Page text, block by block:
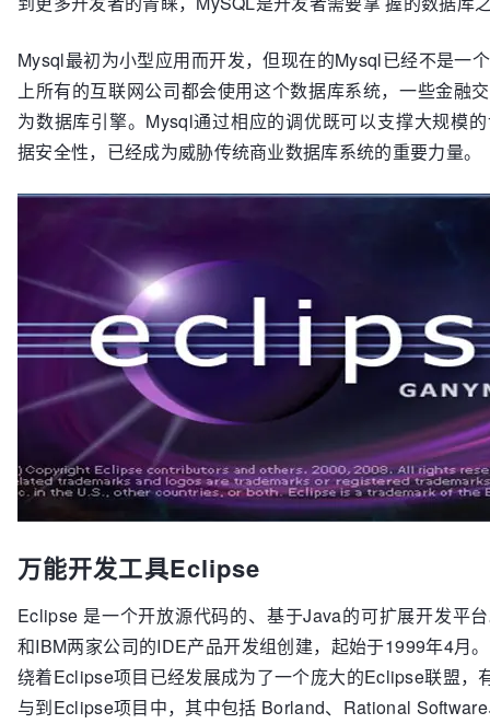
Mysql最初为小型应用而开发，但现在的Mysql已经不是一
上所有的互联网公司都会使用这个数据库系统，一些金融
为数据库引擎。Mysql通过相应的调优既可以支撑大规模
据安全性，已经成为威胁传统商业数据库系统的重要力量。
万能开发工具Eclipse
Eclipse 是一个开放源代码的、基于Java的可扩展开发平
和IBM两家公司的IDE产品开发组创建，起始于1999年4月
绕着Eclipse项目已经发展成为了一个庞大的Eclipse联盟，
与到Eclipse项目中，其中包括 Borland、Rational